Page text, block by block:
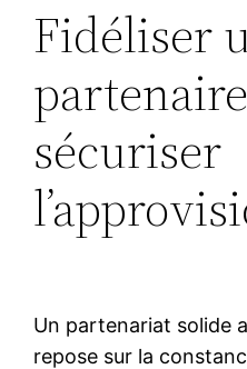
Fidéliser
sécuriser
Un partenariat solide
repose sur la